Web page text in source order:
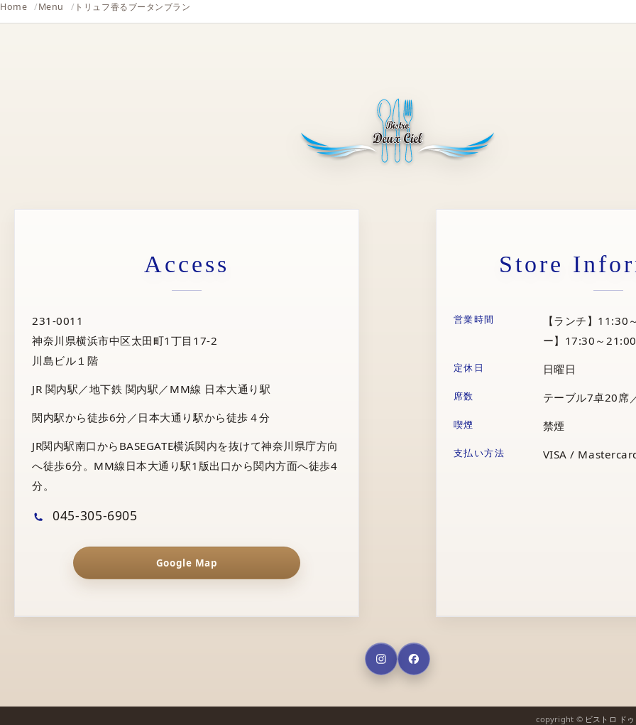
Home Menu トリュフ香るブータンブラン
Access
231-0011
神奈川県横浜市中区太田町1丁目17-2
川島ビル１階
JR 関内駅／地下鉄 関内駅／MM線 日本大通り駅
関内駅から徒歩6分／日本大通り駅から徒歩４分
JR関内駅南口からBASEGATE横浜関内を抜けて神奈川県庁方向
へ徒歩6分。MM線日本大通り駅1版出口から関内方面へ徒歩4
分。
045-305-6905
Google Map
Store
営業時間
【ランチ】11:30
ー】17:30～
定休日 日曜日
席数 テーブル7卓20席
喫煙 禁煙
支払い方法 VISA /
copyright © ビストロ ド